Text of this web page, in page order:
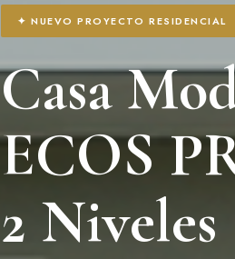
✦ NUEVO PROYECTO RESIDENCIAL
Casa
ECOS
2 Niveles